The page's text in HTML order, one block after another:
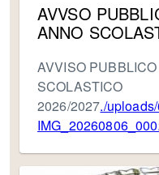
AVVSO
ANNO
AVVISO
SCOLASTICO
2026/2027./